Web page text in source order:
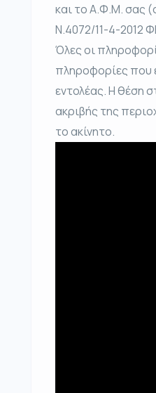
και το Α.Φ.Μ. σας
Ν.4072/11-4-2012
Όλες οι
πληροφορίες που
εντολέας. Η θέση
ακριβής της
το ακίνητο.